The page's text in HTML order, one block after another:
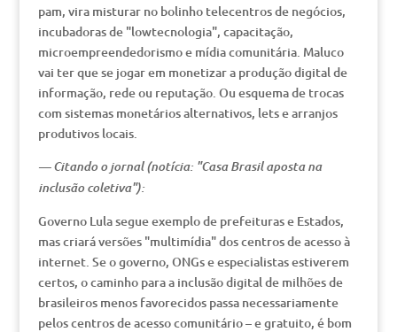
pam, vira misturar no bolinho telecentros de negócios,
incubadoras de "lowtecnologia", capacitação,
microempreendedorismo e mídia comunitária. Maluco
vai ter que se jogar em monetizar a produção digital de
informação, rede ou reputação. Ou esquema de trocas
com sistemas monetários alternativos, lets e arranjos
produtivos locais.
— Citando o jornal (notícia: "Casa Brasil aposta na
inclusão coletiva"):
Governo Lula segue exemplo de prefeituras e Estados,
mas criará versões "multimídia" dos centros de acesso à
internet. Se o governo, ONGs e especialistas estiverem
certos, o caminho para a inclusão digital de milhões de
brasileiros menos favorecidos passa necessariamente
pelos centros de acesso comunitário – e gratuito, é bom